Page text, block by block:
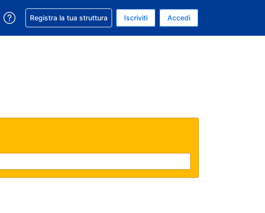
Valuta attuale: Euro
la tua lingua. Lingua attuale: Italiano
Ricevi aiuto con la prenotazione
Registra la tua struttura Iscriviti Accedi